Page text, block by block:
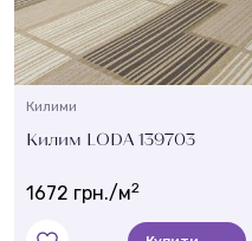
Килими
Килим LODA 139703
1672 грн./м2